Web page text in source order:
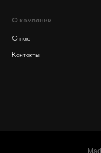
О компании
О нас
Контакты